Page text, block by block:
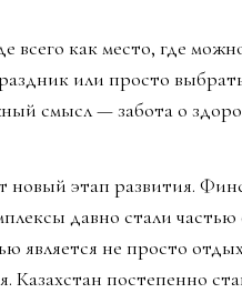
всего как место, где
или просто
смысл — забота о
новый этап развития.
давно стали
является не просто
Казахстан постепенно